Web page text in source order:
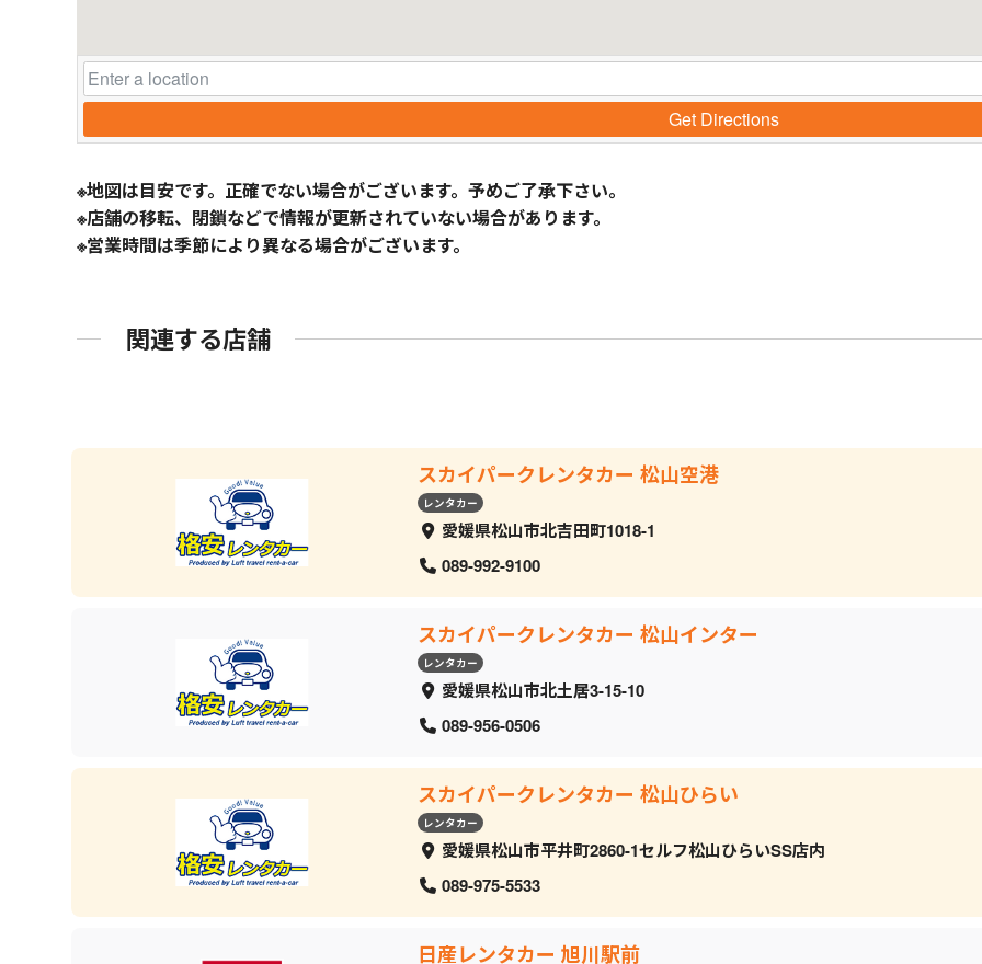
Get Directions
※地図は目安です。正確でない場合がございます。予めご了承下さい。
※店舗の移転、閉鎖などで情報が更新されていない場合があります。
※営業時間は季節により異なる場合がございます。
関連する店舗
スカイパークレンタカー 松山空港
レンタカー
愛媛県松山市北吉田町1018-1
089-992-9100
スカイパークレンタカー 松山インター
レンタカー
愛媛県松山市北土居3-15-10
089-956-0506
スカイパークレンタカー 松山ひらい
レンタカー
愛媛県松山市平井町2860-1セルフ松山ひらいSS店内
089-975-5533
日産レンタカー 旭川駅前